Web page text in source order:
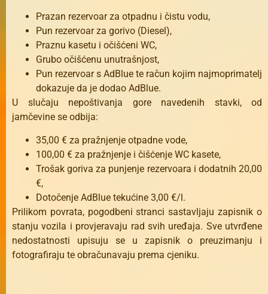
Prazan rezervoar za otpadnu i čistu vodu,
Pun rezervoar za gorivo (Diesel),
Praznu kasetu i očišćeni WC,
Grubo očišćenu unutrašnjost,
Pun rezervoar s AdBlue te račun kojim najmoprimatelj
dokazuje da je dodao AdBlue.
U slučaju nepoštivanja gore navedenih stavki, od
jamčevine se odbija:
35,00 € za pražnjenje otpadne vode,
100,00 € za pražnjenje i čišćenje WC kasete,
Trošak goriva za punjenje rezervoara i dodatnih 20,00
€,
Dotočenje AdBlue tekućine 3,00 €/l.
Prilikom povrata, pogodbeni stranci sastavljaju zapisnik o
stanju vozila i provjeravaju rad svih uređaja. Sve utvrđene
nedostatnosti upisuju se u zapisnik o preuzimanju i
fotografiraju te obračunavaju prema cjeniku.